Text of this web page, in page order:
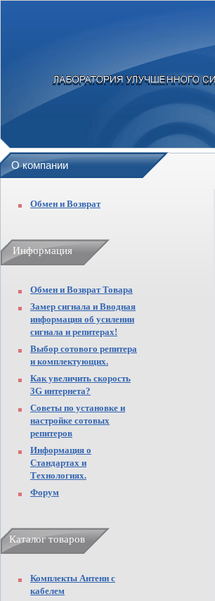
О компании
Обмен и Возврат
Информация
Обмен и Возврат Товара
Замер сигнала и Вводная
информация об усилении
сигнала и репитерах!
Выбор сотового репитера
и комплектующих.
Как увеличить скорость
3G интернета?
Советы по установке и
настройке сотовых
репитеров
Информация о
Стандартах и
Технологиях.
Форум
Каталог товаров
Комплекты Антенн с
кабелем